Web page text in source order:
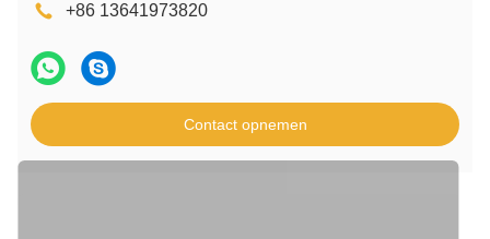
+86 13641973820
Contact opnemen